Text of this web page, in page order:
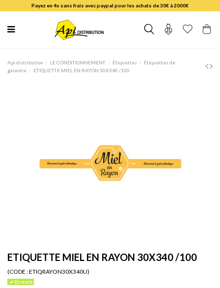
Payez en 4x sans frais avec paypal pour les achats de 30€ à 2000€
Api distribution LE CONDITIONNEMENT Étiquettes
Étiquettes de
garantie
ETIQUETTE MIEL EN RAYON 30X340 /100
ETIQUETTE MIEL EN RAYON 30X340 /100
(CODE :ETIQRAYON30X340U)
En stock